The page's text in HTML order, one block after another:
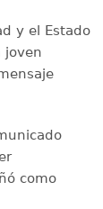
y el Estado
joven
como